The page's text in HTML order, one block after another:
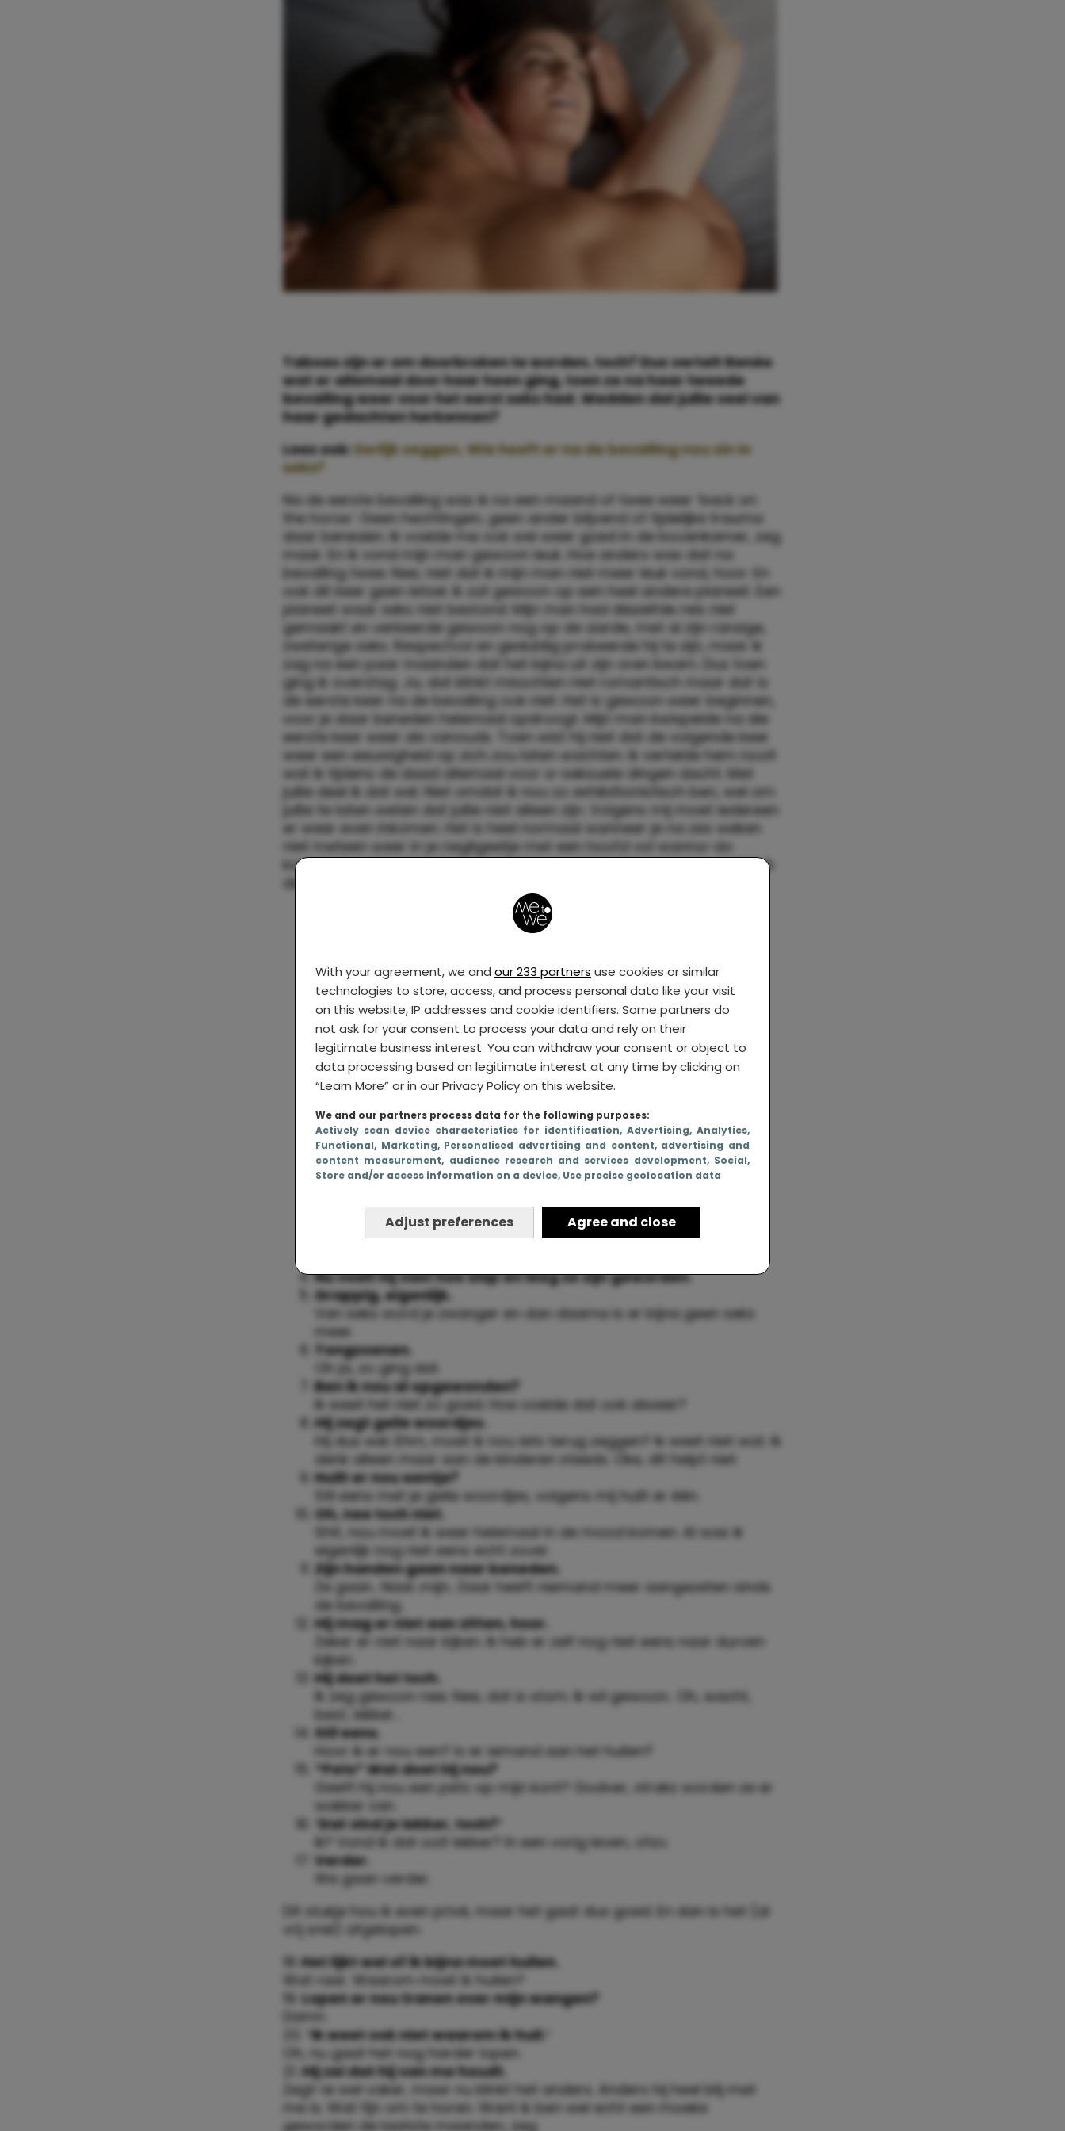
With your agreement, we and our 233 partners use cookies or similar
technologies to store, access, and process personal data like your visit
on this website, IP addresses and cookie identifiers. Some partners do
not ask for your consent to process your data and rely on their
legitimate business interest. You can withdraw your consent or object to
data processing based on legitimate interest at any time by clicking on
“Learn More” or in our Privacy Policy on this website.
We and our partners process data for the following purposes:
Actively scan device characteristics for identification, Advertising, Analytics,
Functional, Marketing, Personalised advertising and content, advertising and
content measurement, audience research and services development, Social,
Store and/or access information on a device, Use precise geolocation data
Adjust preferences Agree and close
Taboes zijn er om doorbroken te worden, toch? Dus vertelt Renée
wat er allemaal door haar heen ging, toen ze na haar tweede
bevalling weer voor het eerst seks had. Wedden dat jullie veel van
haar gedachten herkennen?
Lees ook: Eerlijk zeggen. Wie heeft er na de bevalling nou zin in
seks?
Na de eerste bevalling was ik na een maand of twee weer ‘back on
the horse.’ Geen hechtingen, geen ander blijvend of tijdelijke trauma
daar beneden. Ik voelde me ook wel weer goed in de bovenkamer, zeg
maar. En ik vond mijn man gewoon leuk. Hoe anders was dat na
bevalling twee. Nee, niet dat ik mijn man niet meer leuk vond, hoor. En
ook dit keer geen letsel. Ik zat gewoon op een heel andere planeet. Een
planeet waar seks niet bestond. Mijn man had diezelfde reis niet
gemaakt en verkeerde gewoon nog op de aarde, met al zijn ranzige,
zweterige seks. Respectvol en geduldig probeerde hij te zijn, maar ik
zag na een paar maanden dat het bijna uit zijn oren kwam. Dus toen
ging ik overstag. Ja, dat klinkt misschien niet romantisch maar dat ís
de eerste keer na de bevalling ook niet. Het is gewoon weer beginnen,
voor je daar beneden helemaal opdroogt. Mijn man kwispelde na die
eerste keer weer als vanouds. Toen wist hij niet dat de volgende keer
weer een eeuwigheid op zich zou laten wachten. Ik vertelde hem nooit
wat ik tijdens de daad allemaal voor a-seksuele dingen dacht. Met
jullie deel ik dat wel. Niet omdat ik nou zo exhibitionistisch ben, wel om
jullie te laten weten dat jullie niet alleen zijn. Volgens mij moet iedereen
er weer even inkomen. Het is heel normaal wanneer je na zes weken
niet meteen weer in je negligeetje met een hoofd vol wanna-do
kamasutra-standjes op je vent ligt te wachten. Ik in ieder geval niet. Ik
dacht dit allemaal tijdens die eerste keer.
Oké. Here we go.
We gaan het gewoon doen. Dan ben ik er maar vanaf.
Dacht ik dat nou echt: dan ben ik er vanaf?
Sexy, Renée. Jezus.
Mijn god, hij gaat aan mijn borsten zitten.
Nu voelt hij vast hoe slap en leeg ze zijn geworden.
Grappig, eigenlijk.
Van seks word je zwanger en dan daarna is er bijna geen seks
meer.
Tongzoenen.
Oh ja, zo ging dat.
Ben ik nou al opgewonden?
Ik weet het niet zo goed. Hoe voelde dat ook alweer?
Hij zegt geile woordjes.
Hij dus wel. Ehm, moet ik nou iets terug zeggen? Ik weet niet wat. Ik
denk alleen maar aan de kinderen steeds. Oke, dit helpt niet.
Huilt er nou eentje?
Stil eens met je geile woordjes, volgens mij huilt er één.
Oh, nee toch niet.
Shit, nou moet ik weer helemaal in de mood komen. Al was ik
eigenlijk nog niet eens echt zover.
Zijn handen gaan naar beneden.
Ze gaan.. Naar..mijn.. Daar heeft niemand meer aangezeten sinds
de bevalling.
Hij mag er niet aan zitten, hoor.
Zeker er niet naar kijken. Ik heb er zelf nog niet eens naar durven
kijken.
Hij doet het toch.
Ik zeg gewoon nee. Nee, dat is stom. Ik wil gewoon.. Oh, wacht,
best, lekker…
Stil eens.
Hoor ik er nou een? Is er iemand aan het huilen?
*Pets* Wat doet hij nou?
Geeft hij nou een pets op mijn kont? Godver, straks worden ze er
wakker van.
‘Dat vind je lekker, toch?’
Ik? Vond ik dat ooit lekker? In een vorig leven, ofzo.
Verder.
We gaan verder.
Dit stukje hou ik even privé, maar het gaat dus goed. En dan is het (al
vrij snel) afgelopen.
Het lijkt wel of ik bijna moet huilen.
Wat raar. Waarom moet ik huilen?
Lopen er nou tranen over mijn wangen?
Damn.
‘Ik weet ook niet waarom ik huil.’
Oh, nu gaat het nog harder lopen.
Hij zei dat hij van me houdt.
Zegt-ie wel vaker, maar nu klinkt het anders. Anders hij heel blij met
me is. Wat fijn om te horen. Want ik ben wel echt een moeke
geworden de laatste maanden, zeg.